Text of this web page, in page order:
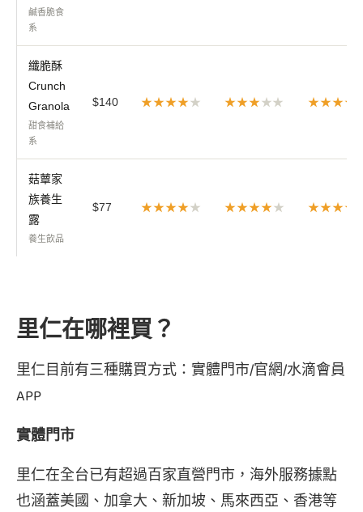
鹹香脆食
系
纖脆酥
Crunch
Granola
甜食補給
系
$140 ★★★★★ ★★★★★ ★★★★
菇蕈家
族養生
露
養生飲品
$77 ★★★★★ ★★★★★ ★★★★
里仁在哪裡買？
里仁目前有三種購買方式：實體門市/官網/水滴會員
APP
實體門市
里仁在全台已有超過百家直營門市，海外服務據點
也涵蓋美國、加拿大、新加坡、馬來西亞、香港等